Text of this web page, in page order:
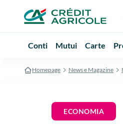
Conti Mutui Carte
Homepage News e Magazine
ECONOMIA